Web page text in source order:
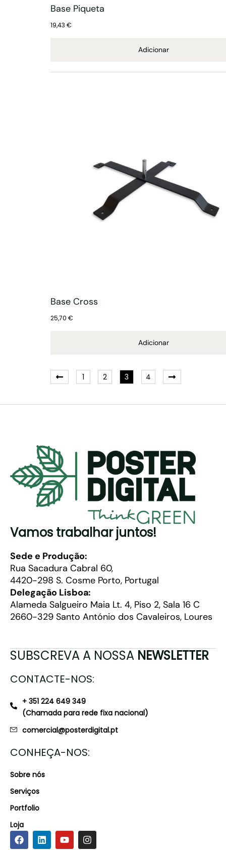
Base Piqueta
19,43 €
Adicionar
Base Cross
25,70 €
Adicionar
1 2 3 4
Vamos trabalhar juntos!
Sede e Produção:
Rua Sacadura Cabral 60,
4420-298 S. Cosme Porto, Portugal
Delegação Lisboa:
Alameda Salgueiro Maia Lt. 4, Piso 2, Sala 16 C
2660-329 Santo António dos Cavaleiros, Loures
SUBSCREVA A NOSSA NEWSLETTER
CONTACTE-NOS:
+ 351 224 649 349
(Chamada para rede fixa nacional)
comercial@posterdigital.pt
CONHEÇA-NOS:
Sobre nós
Serviços
Portfolio
Loja